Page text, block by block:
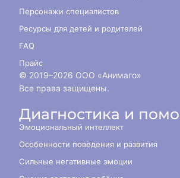
Персонажи специалистов
Ресурсы для детей и родителей
FAQ
Прайс
© 2019–2026 ООО «Анимаго»
Все права защищены.
Диагностика и
Эмоциональный интеллект
Особенности поведения и развития
Сильные негативные эмоции